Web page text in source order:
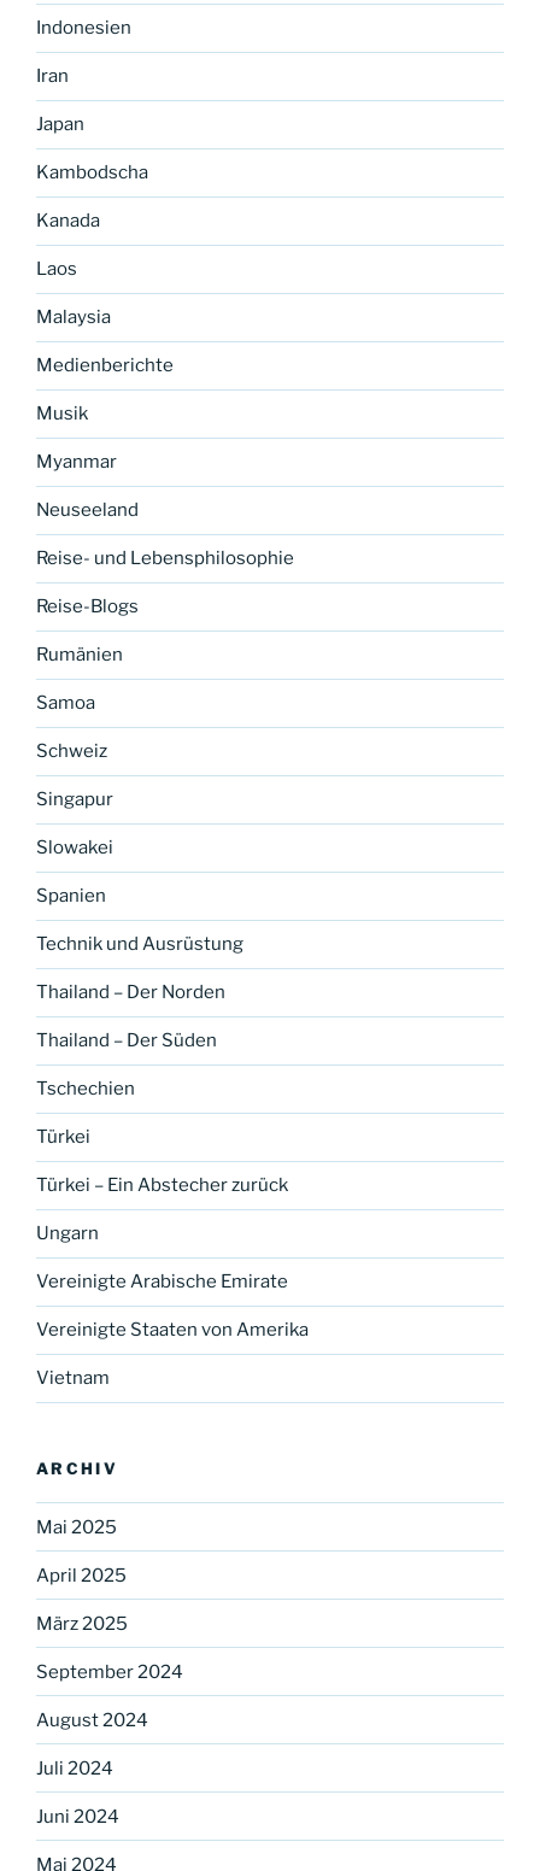
Indonesien
Iran
Japan
Kambodscha
Kanada
Laos
Malaysia
Medienberichte
Musik
Myanmar
Neuseeland
Reise- und Lebensphilosophie
Reise-Blogs
Rumänien
Samoa
Schweiz
Singapur
Slowakei
Spanien
Technik und Ausrüstung
Thailand – Der Norden
Thailand – Der Süden
Tschechien
Türkei
Türkei – Ein Abstecher zurück
Ungarn
Vereinigte Arabische Emirate
Vereinigte Staaten von Amerika
Vietnam
ARCHIV
Mai 2025
April 2025
März 2025
September 2024
August 2024
Juli 2024
Juni 2024
Mai 2024